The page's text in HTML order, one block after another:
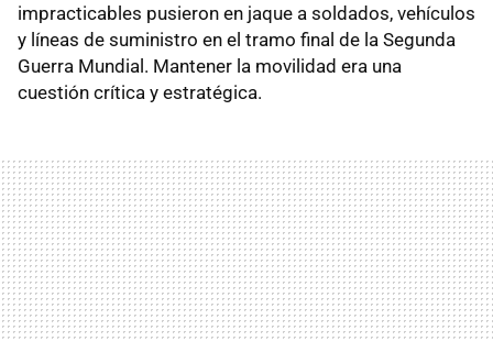
impracticables pusieron en jaque a soldados, vehículos
y líneas de suministro en el tramo final de la Segunda
Guerra Mundial. Mantener la movilidad era una
cuestión crítica y estratégica.